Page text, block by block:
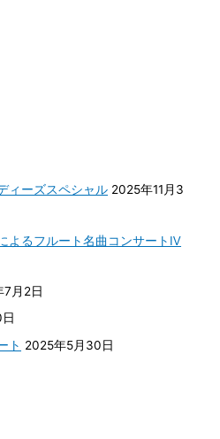
ィーズスペシャル 2025年11月3
よるフルート名曲コンサートⅣ
7月2日
ト 2025年5月30日